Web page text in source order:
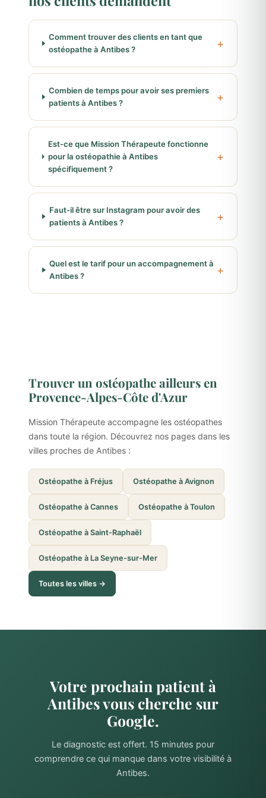
Comment trouver des clients en tant que
ostéopathe à Antibes ?
Combien de temps pour avoir ses premiers
patients à Antibes ?
Est-ce que Mission Thérapeute fonctionne
pour la ostéopathie à Antibes
spécifiquement ?
Faut-il être sur Instagram pour avoir des
patients à Antibes ?
Quel est le tarif pour un accompagnement à
Antibes ?
Trouver un ostéopathe ailleurs en
Provence-Alpes-Côte d'Azur
Mission Thérapeute accompagne les ostéopathes
dans toute la région. Découvrez nos pages dans les
villes proches de Antibes :
Ostéopathe à Fréjus Ostéopathe à Avignon
Ostéopathe à Cannes Ostéopathe à Toulon
Ostéopathe à Saint-Raphaël
Ostéopathe à La Seyne-sur-Mer
Toutes les villes →
Votre prochain patient à
Antibes vous cherche sur
Google.
Le diagnostic est offert. 15 minutes pour
comprendre ce qui manque dans votre visibilité à
Antibes.